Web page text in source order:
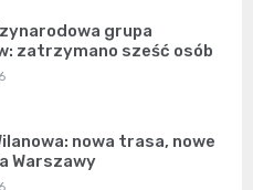
grupa
zatrzymano sześć osób
nowa trasa, nowe
Warszawy